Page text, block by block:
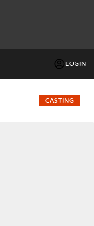
LOGIN
FACTOR
CASTING